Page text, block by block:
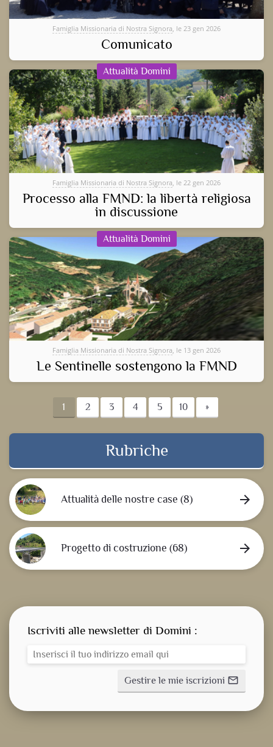
Famiglia Missionaria di Nostra Signora, le 23 gen 2026
Comunicato
Attualità Domini
Famiglia Missionaria di Nostra Signora, le 22 gen 2026
Processo alla FMND: la libertà religiosa
in discussione
Attualità Domini
Famiglia Missionaria di Nostra Signora, le 13 gen 2026
Le Sentinelle sostengono la FMND
1 2 3 4 5 10 »
Rubriche
Attualità delle nostre case (8) arrow_forward
Progetto di costruzione (68) arrow_forward
Iscriviti alle newsletter di Domini :
Gestire le mie iscrizioni mail_outline